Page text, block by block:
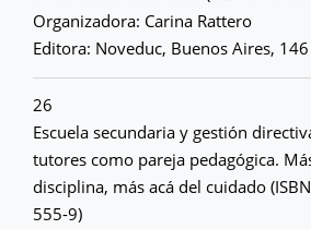
Organizadora: Carina Rattero
Editora: Noveduc, Buenos Aires,
26
Escuela secundaria y gestión
tutores como pareja pedagógica.
disciplina, más acá del cuidado
555-9)